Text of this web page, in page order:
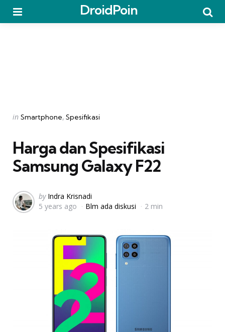
DroidPoin
Categories
Posted
in Smartphone Spesifikasi
Harga dan Spesifikasi
Samsung Galaxy F22
Posted
by
by Indra Krisnadi
5 years ago
Blm ada diskusi 2 min